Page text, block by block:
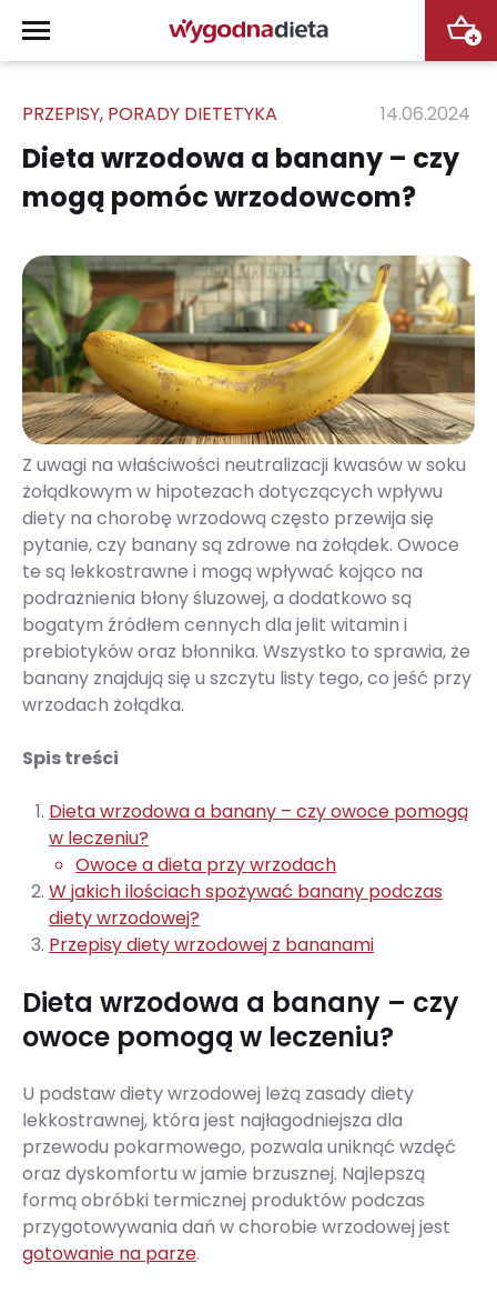
+
PRZEPISY, PORADY DIETETYKA 14.06.2024
Dieta wrzodowa a banany – czy
mogą pomóc wrzodowcom?
Z uwagi na właściwości neutralizacji kwasów w soku
żołądkowym w hipotezach dotyczących wpływu
diety na chorobę wrzodową często przewija się
pytanie, czy banany są zdrowe na żołądek. Owoce
te są lekkostrawne i mogą wpływać kojąco na
podrażnienia błony śluzowej, a dodatkowo są
bogatym źródłem cennych dla jelit witamin i
prebiotyków oraz błonnika. Wszystko to sprawia, że
banany znajdują się u szczytu listy tego, co jeść przy
wrzodach żołądka.
Spis treści
Dieta wrzodowa a banany – czy owoce pomogą
w leczeniu?
Owoce a dieta przy wrzodach
W jakich ilościach spożywać banany podczas
diety wrzodowej?
Przepisy diety wrzodowej z bananami
Dieta wrzodowa a banany – czy
owoce pomogą w leczeniu?
U podstaw diety wrzodowej leżą zasady diety
lekkostrawnej, która jest najłagodniejsza dla
przewodu pokarmowego, pozwala uniknąć wzdęć
oraz dyskomfortu w jamie brzusznej. Najlepszą
formą obróbki termicznej produktów podczas
przygotowywania dań w chorobie wrzodowej jest
gotowanie na parze.